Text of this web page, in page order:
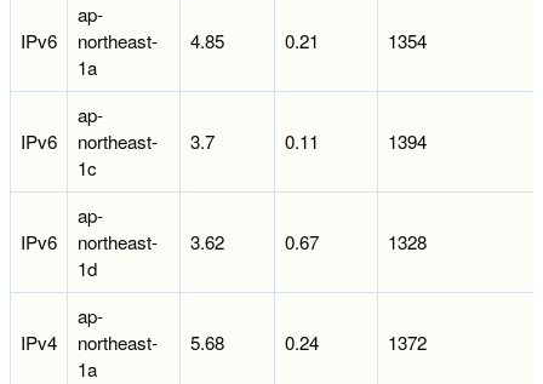
IPv6
ap-
northeast-
1a
4.85 0.21 1354
IPv6
ap-
northeast-
1c
3.7 0.11 1394
IPv6
ap-
northeast-
1d
3.62 0.67 1328
IPv4
ap-
northeast-
1a
5.68 0.24 1372